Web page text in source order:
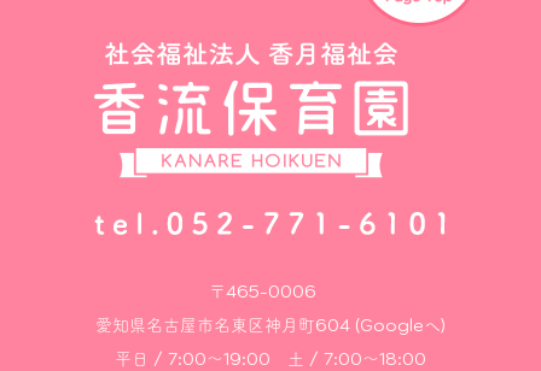
〒465-0006
愛知県名古屋市名東区神月町604 (Googleへ)
平日 / 7:00～19:00 土 / 7:00～18:00